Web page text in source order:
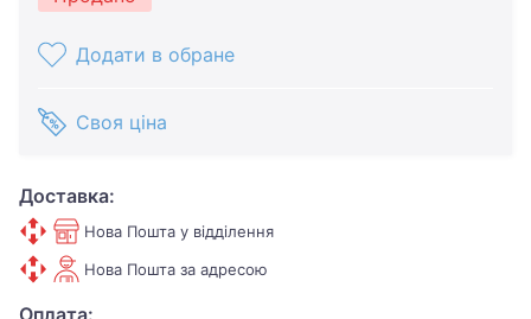
Додати в обране
Своя ціна
Доставка:
Нова Пошта у відділення
Нова Пошта за адресою
Оплата: